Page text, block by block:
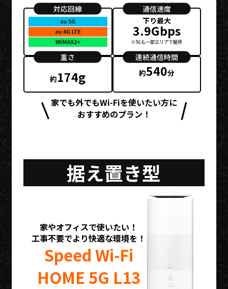
対応回線
通信速度
下り最大
3.9Gbps
※5Gも一部エリアで提供
重さ
約174g
連続通信時間
約540分
家でも外でもWi-Fiを使いたい方に
おすすめのプラン！
据え置き型
家やオフィスで使いたい！
工事不要でより快適な環境を！
Speed Wi-Fi
HOME 5G L13